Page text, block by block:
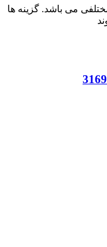
می باشد. گزینه ها